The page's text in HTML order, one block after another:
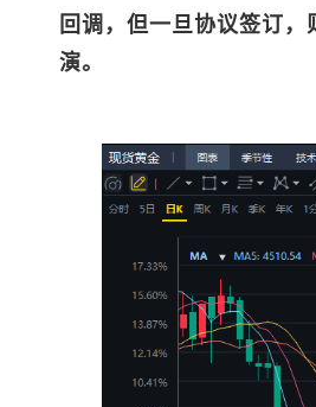
回调，但一旦协议签订
演。